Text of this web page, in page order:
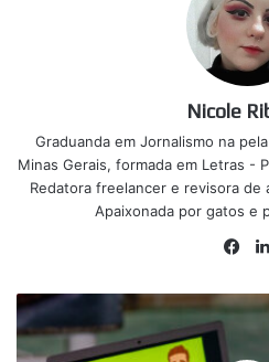
Nicole
Graduanda em Jornalismo na
Minas Gerais, formada em Letras -
Redatora freelancer e revisora
Apaixonada por gatos e
Estas
13
profissões